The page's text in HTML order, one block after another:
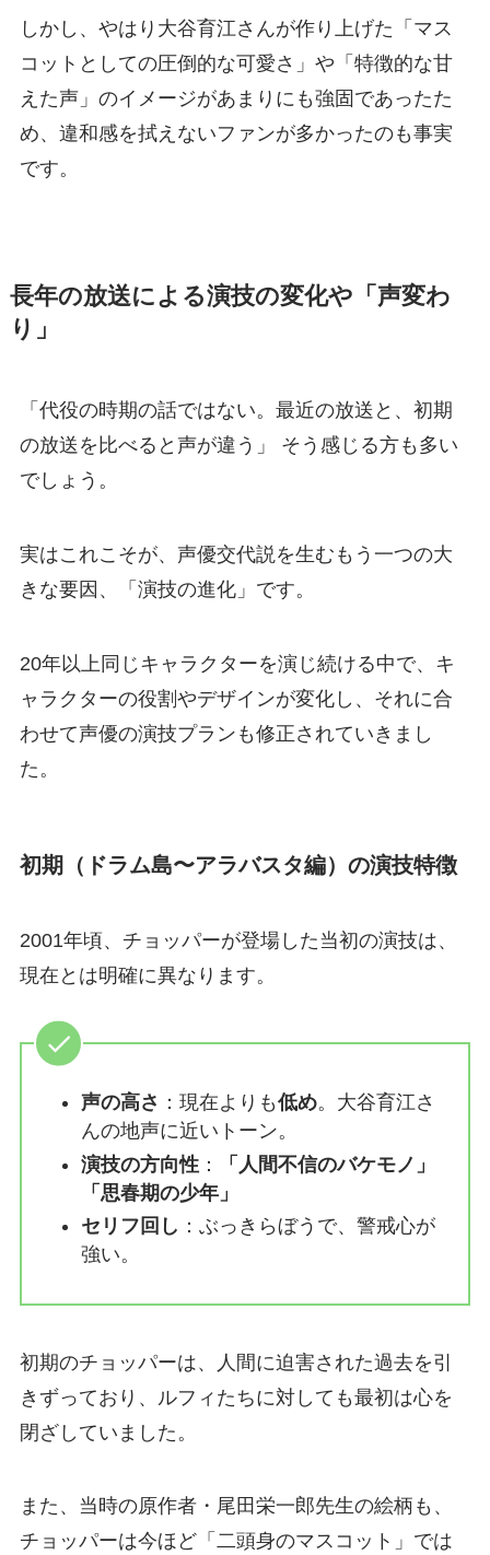
しかし、やはり大谷育江さんが作り上げた「マス
コットとしての圧倒的な可愛さ」や「特徴的な甘
えた声」のイメージがあまりにも強固であったた
め、違和感を拭えないファンが多かったのも事実
です。
長年の放送による演技の変化や「声変わ
り」
「代役の時期の話ではない。最近の放送と、初期
の放送を比べると声が違う」 そう感じる方も多い
でしょう。
実はこれこそが、声優交代説を生むもう一つの大
きな要因、「演技の進化」です。
20年以上同じキャラクターを演じ続ける中で、キ
ャラクターの役割やデザインが変化し、それに合
わせて声優の演技プランも修正されていきまし
た。
初期（ドラム島〜アラバスタ編）の演技特徴
2001年頃、チョッパーが登場した当初の演技は、
現在とは明確に異なります。
声の高さ ：現在よりも低め。大谷育江さ
んの地声に近いトーン。
演技の方向性：
「人間不信のバケモノ」
「思春期の少年」
セリフ回し ：ぶっきらぼうで、警戒心が
強い。
初期のチョッパーは、人間に迫害された過去を引
きずっており、ルフィたちに対しても最初は心を
閉ざしていました。
また、当時の原作者・尾田栄一郎先生の絵柄も、
チョッパーは今ほど「二頭身のマスコット」では